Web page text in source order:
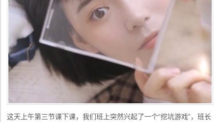
这天上午第三节课下课，我们班上突然兴起了一个“挖坑游戏”，班长